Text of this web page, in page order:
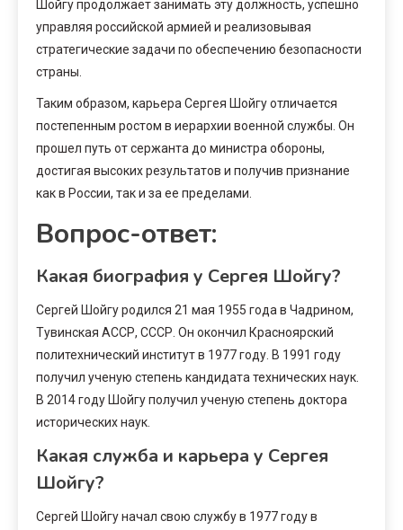
Шойгу продолжает занимать эту должность, успешно
управляя российской армией и реализовывая
стратегические задачи по обеспечению безопасности
страны.
Таким образом, карьера Сергея Шойгу отличается
постепенным ростом в иерархии военной службы. Он
прошел путь от сержанта до министра обороны,
достигая высоких результатов и получив признание
как в России, так и за ее пределами.
Вопрос-ответ:
Какая биография у Сергея Шойгу?
Сергей Шойгу родился 21 мая 1955 года в Чадрином,
Тувинская АССР, СССР. Он окончил Красноярский
политехнический институт в 1977 году. В 1991 году
получил ученую степень кандидата технических наук.
В 2014 году Шойгу получил ученую степень доктора
исторических наук.
Какая служба и карьера у Сергея
Шойгу?
Сергей Шойгу начал свою службу в 1977 году в